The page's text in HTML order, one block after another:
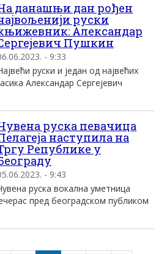
данашњи дан рођен
руски
Александар
Пушкин
- 9:33
руски и један од највећих
Александар Сергејевич
руска певачица
наступила на
Републике у
- 9:43
руска вокална уметница
пред београдском публиком